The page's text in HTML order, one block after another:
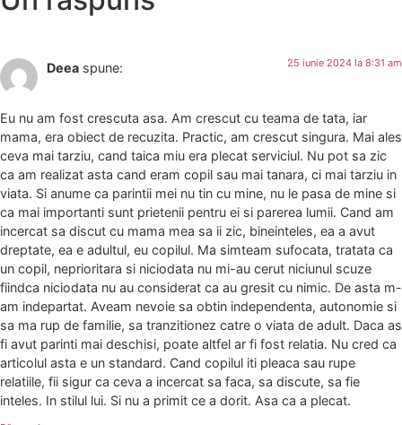
Deea spune: 25 iunie 2024 la 8:31 am
Eu nu am fost crescuta asa. Am crescut cu teama de tata, iar
mama, era obiect de recuzita. Practic, am crescut singura. Mai ales
ceva mai tarziu, cand taica miu era plecat serviciul. Nu pot sa zic
ca am realizat asta cand eram copil sau mai tanara, ci mai tarziu in
viata. Si anume ca parintii mei nu tin cu mine, nu le pasa de mine si
ca mai importanti sunt prietenii pentru ei si parerea lumii. Cand am
incercat sa discut cu mama mea sa ii zic, bineinteles, ea a avut
dreptate, ea e adultul, eu copilul. Ma simteam sufocata, tratata ca
un copil, neprioritara si niciodata nu mi-au cerut niciunul scuze
fiindca niciodata nu au considerat ca au gresit cu nimic. De asta m-
am indepartat. Aveam nevoie sa obtin independenta, autonomie si
sa ma rup de familie, sa tranzitionez catre o viata de adult. Daca as
fi avut parinti mai deschisi, poate altfel ar fi fost relatia. Nu cred ca
articolul asta e un standard. Cand copilul iti pleaca sau rupe
relatiile, fii sigur ca ceva a incercat sa faca, sa discute, sa fie
inteles. In stilul lui. Si nu a primit ce a dorit. Asa ca a plecat.